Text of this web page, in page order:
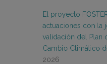
El proyecto
actuaciones con la
validación del Plan
Cambio Climático
2026